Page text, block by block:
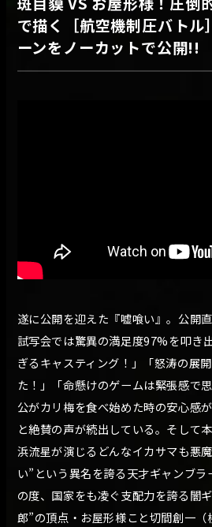
で描く［航空機制圧バトル
ーンをノーカットで公開!!
遂に公開を迎えた『嘘喰い』。公開
試写会では驚異の満足度97%を叩き
ぎるキャスティング！」「怒涛の展
た！」「命懸けのゲームは緊張感で
公がカリ梅を食べ始めた時の安心感
と絶賛の声が続出している。そして
浜流星が演じるどんなイカサマも悪
い”という異名を誇る天才ギャンブ
の度、国家をも凌ぐ支配力を誇る闇
郎”の頂点・お屋形様こと切間創一